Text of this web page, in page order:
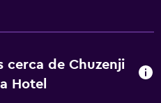
cerca de Chuzenji
Hotel